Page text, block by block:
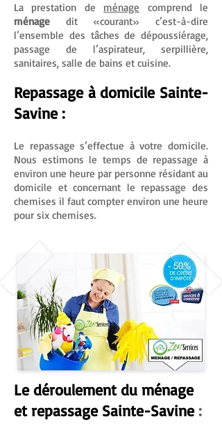
La prestation deménage comprend le
ménage dit «courant» c’est-à-dire
l’ensemble des tâches de dépoussiérage,
passage de l’aspirateur, serpillière,
sanitaires, salle de bains et cuisine.
Repassage à domicile Sainte-
Savine :
Le repassage s’effectue à votre domicile.
Nous estimons le temps de repassage à
environ une heure par personne résidant au
domicile et concernant le repassage des
chemises il faut compter environ une heure
pour six chemises.
Le déroulement du ménage
et repassage Sainte-Savine: